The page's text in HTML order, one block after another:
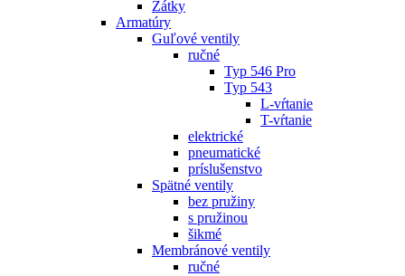
Zátky
Armatúry
Guľové ventily
ručné
Typ 546 Pro
Typ 543
L-vŕtanie
T-vŕtanie
elektrické
pneumatické
príslušenstvo
Spätné ventily
bez pružiny
s pružinou
šikmé
Membránové ventily
ručné